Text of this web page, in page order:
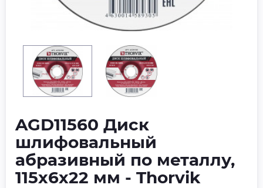
AGD11560 Диск
шлифовальный
абразивный по металлу,
115х6х22 мм - Thorvik